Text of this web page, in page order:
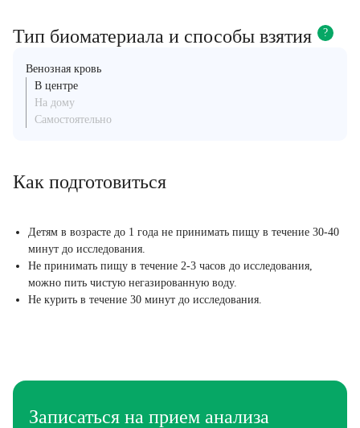
Тип биоматериала и способы взятия ?
Венозная кровь
В центре
На дому
Самостоятельно
Как подготовиться
Детям в возрасте до 1 года не принимать пищу в течение 30-40
минут до исследования.
Не принимать пищу в течение 2-3 часов до исследования,
можно пить чистую негазированную воду.
Не курить в течение 30 минут до исследования.
Записаться на прием анализа